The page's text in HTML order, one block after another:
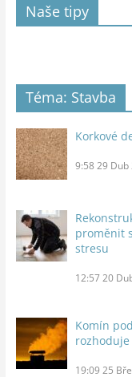
Naše tipy
Téma: Stavba
Korkové
9:58 29 Dub
proměnit
stresu
12:57 20
Komín
19:09 25